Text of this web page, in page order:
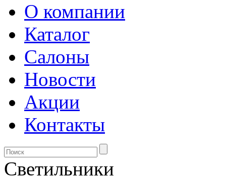
О компании
Каталог
Салоны
Новости
Акции
Контакты
Светильники